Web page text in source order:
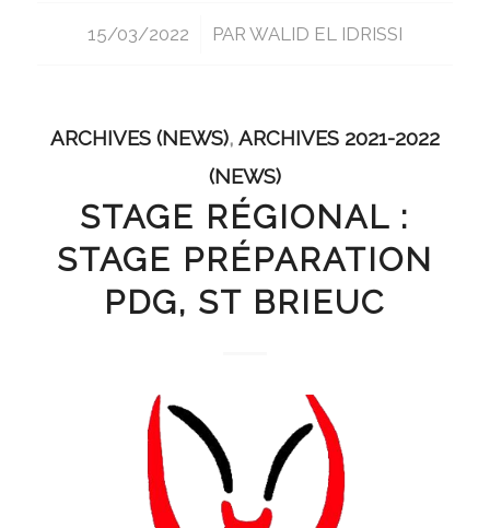
15/03/2022
/ PAR WALID EL IDRISSI
ARCHIVES (NEWS), ARCHIVES 2021-2022
(NEWS)
STAGE RÉGIONAL :
STAGE PRÉPARATION
PDG, ST BRIEUC